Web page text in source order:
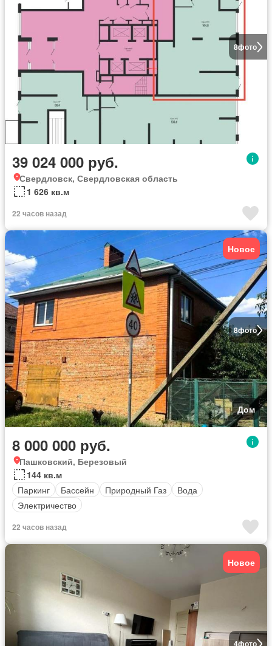
8фото
39 024 000 руб.
Свердловск, Свердловская область
1 626 кв.м
22 часов назад
8фото
Новое
Дом
8 000 000 руб.
Пашковский, Березовый
144 кв.м
Паркинг
Бассейн Природный Газ
Вода
Электричество
22 часов назад
4фото
Новое